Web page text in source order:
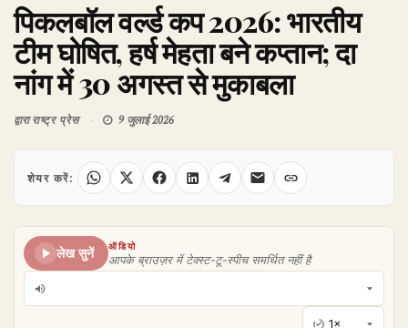
पिकलबॉल वर्ल्ड कप 2026: भारतीय
टीम घोषित, हर्ष मेहता बने कप्तान; दा
नांग में 30 अगस्त से मुकाबला
द्वाराराष्ट्र प्रेस 9 जुलाई 2026
शेयर करें:
लेख सुनें
ऑडियो
आपके ब्राउज़र में टेक्स्ट-टू-स्पीच समर्थित नहीं है